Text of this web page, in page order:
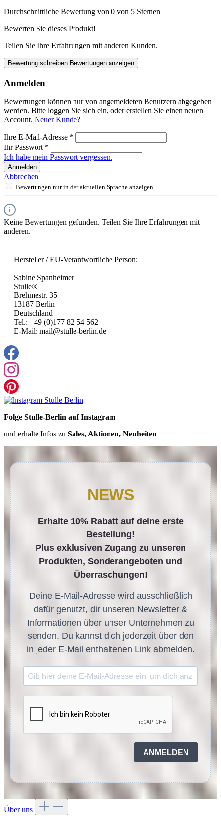
Durchschnittliche Bewertung von 0 von 5 Sternen
Bewerten Sie dieses Produkt!
Teilen Sie Ihre Erfahrungen mit anderen Kunden.
Bewertung schreiben Bewertungen anzeigen
Anmelden
Bewertungen können nur von angemeldeten Benutzern abgegeben
werden. Bitte loggen Sie sich ein, oder erstellen Sie einen neuen
Account. Neuer Kunde?
Ihre E-Mail-Adresse *
Ihr Passwort *
Ich habe mein Passwort vergessen.
Anmelden
Abbrechen
Bewertungen nur in der aktuellen Sprache anzeigen.
Keine Bewertungen gefunden. Teilen Sie Ihre Erfahrungen mit
anderen.
Hersteller / EU-Verantwortliche Person:
Sabine Spanheimer
Stulle®
Brehmestr. 35
13187 Berlin
Deutschland
Tel.: +49 (0)177 82 54 562
E-Mail: mail@stulle-berlin.de
Folge Stulle-Berlin auf Instagram
und erhalte Infos zu Sales, Aktionen, Neuheiten
NEWS
Erhalte 10% Rabatt auf deine erste
Bestellung!
Plus exklusiven Zugang zu unseren
Produkten, Sonderangeboten und
Überraschungen!
Deine E-Mail-Adresse wird ausschließlich
dafür genutzt, dir unseren Newsletter &
Informationen über unser Unternehmen zu
senden. Du kannst dich jederzeit über den
in jeder E-Mail enthaltenen Link abmelden.
ANMELDEN
Über uns